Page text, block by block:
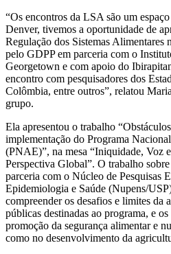
“Os encontros da LSA são um
Denver, tivemos a oportunidade de
Regulação dos Sistemas Alimentares
pelo GDPP em parceria com o
Georgetown e com apoio do
encontro com pesquisadores dos
Colômbia, entre outros”, relatou
grupo.
Ela apresentou o trabalho
implementação do Programa
(PNAE)”, na mesa “Iniquidade, Voz
Perspectiva Global”. O trabalho
parceria com o Núcleo de Pesquisas
Epidemiologia e Saúde (Nupens/
compreender os desafios e limites da
públicas destinadas ao programa, e
promoção da segurança alimentar e
como no desenvolvimento da